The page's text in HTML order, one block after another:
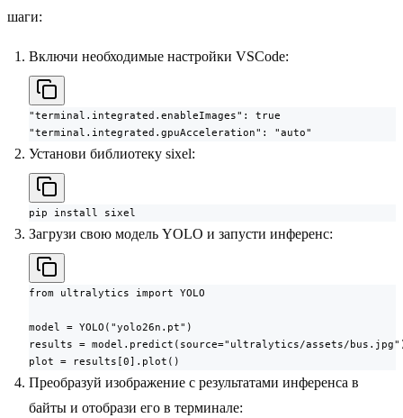
шаги:
Включи необходимые настройки VSCode:
"terminal.integrated.enableImages": true
"terminal.integrated.gpuAcceleration": "auto"
Установи библиотеку sixel:
pip install sixel
Загрузи свою модель YOLO и запусти инференс:
from ultralytics import YOLO
model = YOLO("yolo26n.pt")
results = model.predict(source="ultralytics/assets/
plot = results[0].plot()
Преобразуй изображение с результатами инференса в
байты и отобрази его в терминале: